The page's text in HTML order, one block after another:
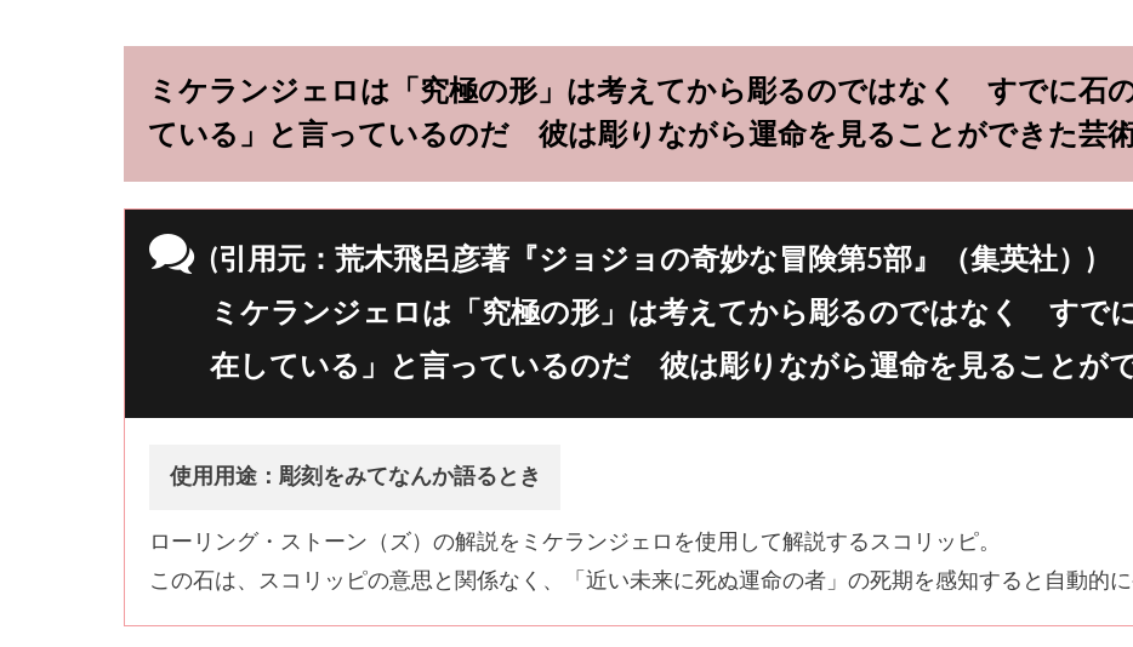
ミケランジェロは「究極の形」は考えてから彫るのではなく すでに石
ている」と言っているのだ 彼は彫りながら運命を見ることができた芸
(引用元：荒木飛呂彦著『ジョジョの奇妙な冒険第5部』（集英社）)
ミケランジェロは「究極の形」は考えてから彫るのではなく すで
在している」と言っているのだ 彼は彫りながら運命を見ることが
使用用途：彫刻をみてなんか語るとき
ローリング・ストーン（ズ）の解説をミケランジェロを使用して解説するスコリッピ。
この石は、スコリッピの意思と関係なく、「近い未来に死ぬ運命の者」の死期を感知すると自動的に